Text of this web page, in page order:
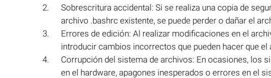
Sobrescritura accidental: Si se realiza una copia de
archivo .bashrc existente, se puede perder o dañar el
Errores de edición: Al realizar modificaciones en el
introducir cambios incorrectos que pueden hacer que
Corrupción del sistema de archivos: En ocasiones, los
en el hardware, apagones inesperados o errores en el